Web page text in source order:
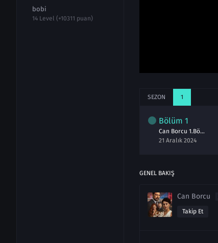
bobi
14 Level (+10311 puan)
SEZON 1
Bölüm 1
Can Borcu 1.Bölüm izle
21 Aralık 2024
GENEL BAKIŞ
Can Borcu
Takip Et